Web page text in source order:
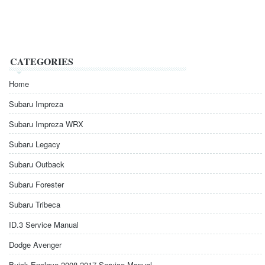
CATEGORIES
Home
Subaru Impreza
Subaru Impreza WRX
Subaru Legacy
Subaru Outback
Subaru Forester
Subaru Tribeca
ID.3 Service Manual
Dodge Avenger